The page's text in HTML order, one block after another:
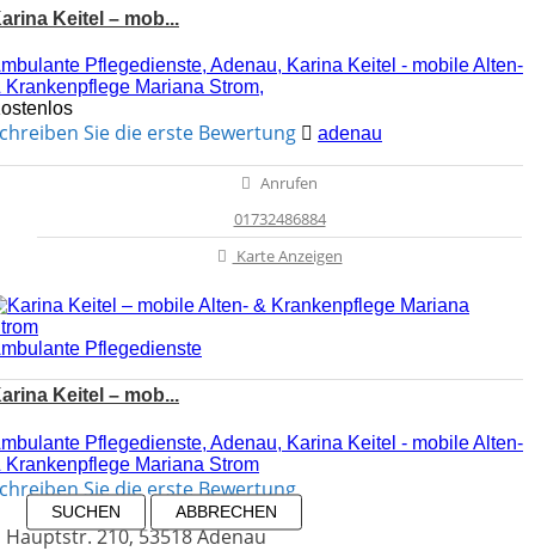
SUCHEN ABBRECHEN
Keitel – mob...
Pflegedienste, Adenau, Karina Keitel - mobile Alten-
Krankenpflege Mariana Strom,
Sie die erste Bewertung adenau
Anrufen
01732486884
Karte Anzeigen
Pflegedienste
Keitel – mob...
Pflegedienste, Adenau, Karina Keitel - mobile Alten-
Krankenpflege Mariana Strom
Sie die erste Bewertung
Hauptstr. 210, 53518 Adenau